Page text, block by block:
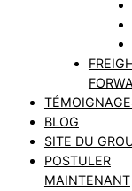
BLOG
SITE DU
POSTULER
MAINTENANT